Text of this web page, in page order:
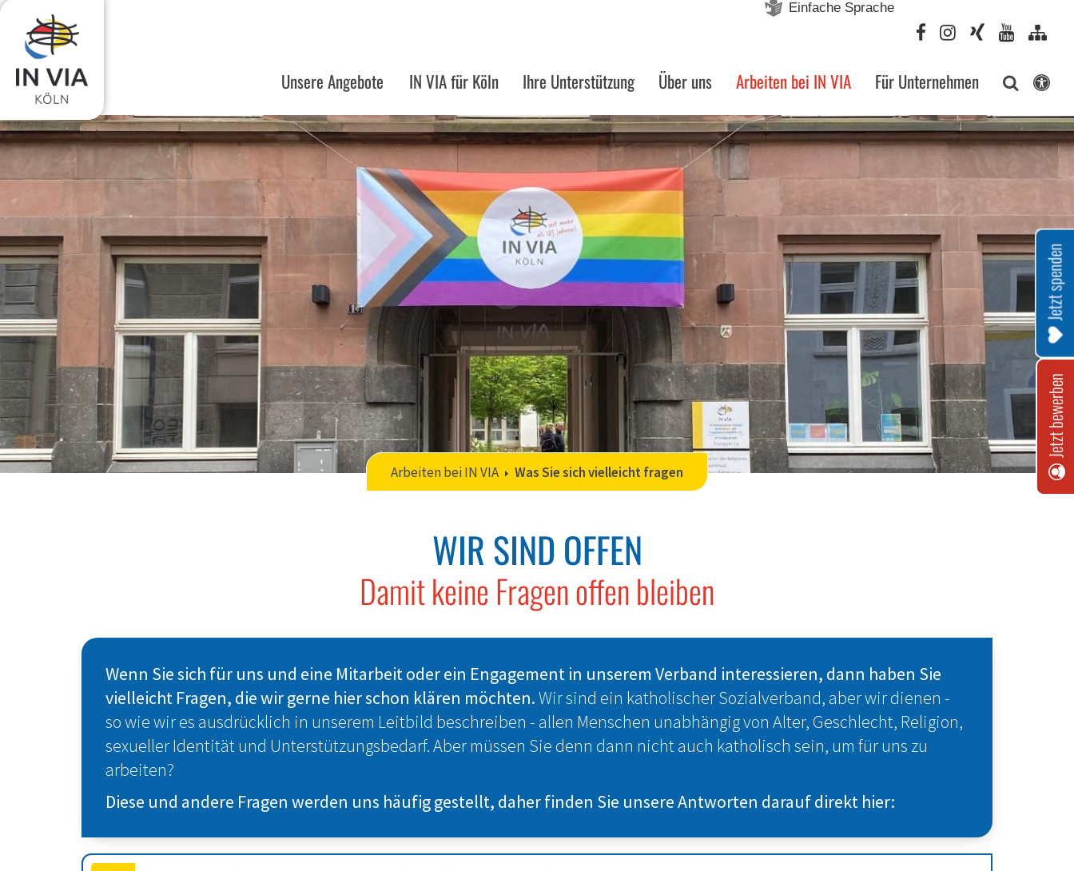
Zum Inhalt springen
Unsere Angebote IN VIA für Köln Ihre Unterstützung Über uns Arbeiten bei IN VIA Für Unternehmen
© Susanne Blumenthal
Arbeiten bei IN VIA Was Sie sich vielleicht fragen
WIR SIND OFFEN
Damit keine Fragen offen bleiben
Wenn Sie sich für uns und eine Mitarbeit oder ein Engagement in unserem Verband interessieren, dann haben Sie
vielleicht Fragen, die wir gerne hier schon klären möchten.Wir sind ein katholischer Sozialverband, aber wir dienen -
so wie wir es ausdrücklich in unserem Leitbild beschreiben - allen Menschen unabhängig von Alter, Geschlecht, Religion,
sexueller Identität und Unterstützungsbedarf. Aber müssen Sie denn dann nicht auch katholisch sein, um für uns zu
arbeiten?
Diese und andere Fragen werden uns häufig gestellt, daher finden Sie unsere Antworten darauf direkt hier:
Jetzt spenden
Jetzt bewerben